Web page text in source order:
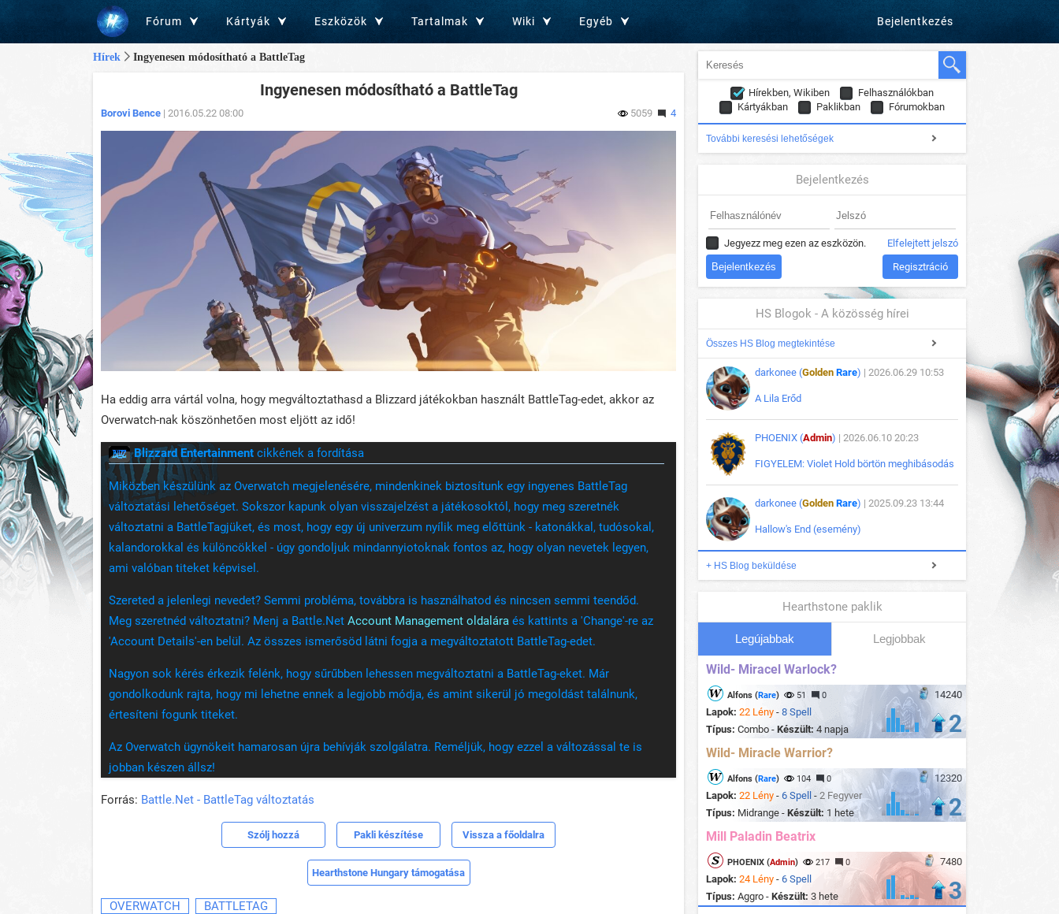
Fórum Kártyák Eszközök Tartalmak Wiki Egyéb Bejelentkezés
Hírek Ingyenesen módosítható a BattleTag
Ingyenesen módosítható a BattleTag
Borovi Bence | 2016.05.22 08:00 5059 4
Ha eddig arra vártál volna, hogy megváltoztathasd a Blizzard játékokban használt BattleTag-edet, akkor az
Overwatch-nak köszönhetően most eljött az idő!
Blizzard Entertainment cikkének a fordítása
Miközben készülünk az Overwatch megjelenésére, mindenkinek biztosítunk egy ingyenes BattleTag
változtatási lehetőséget. Sokszor kapunk olyan visszajelzést a játékosoktól, hogy meg szeretnék
változtatni a BattleTagjüket, és most, hogy egy új univerzum nyílik meg előttünk - katonákkal, tudósokal,
kalandorokkal és különcökkel - úgy gondoljuk mindannyiotoknak fontos az, hogy olyan nevetek legyen,
ami valóban titeket képvisel.
Szereted a jelenlegi nevedet? Semmi probléma, továbbra is használhatod és nincsen semmi teendőd.
Meg szeretnéd változtatni? Menj a Battle.Net Account Management oldalára és kattints a 'Change'-re az
'Account Details'-en belül. Az összes ismerősöd látni fogja a megváltoztatott BattleTag-edet.
Nagyon sok kérés érkezik felénk, hogy sűrűbben lehessen megváltoztatni a BattleTag-eket. Már
gondolkodunk rajta, hogy mi lehetne ennek a legjobb módja, és amint sikerül jó megoldást találnunk,
értesíteni fogunk titeket.
Az Overwatch ügynökeit hamarosan újra behívják szolgálatra. Reméljük, hogy ezzel a változással te is
jobban készen állsz!
Forrás: Battle.Net - BattleTag változtatás
Szólj hozzá Pakli készítése Vissza a főoldalra
Hearthstone Hungary támogatása
OVERWATCH BATTLETAG
Hírekben, Wikiben
Felhasználókban
Kártyákban
Paklikban Fórumokban
További keresési lehetőségek
Bejelentkezés
Jegyezz meg ezen az eszközön. Elfelejtett jelszó
Regisztráció
HS Blogok - A közösség hírei
Összes HS Blog megtekintése
darkonee (Golden Rare) | 2026.06.29 10:53
A Lila Erőd
PHOENIX (Admin) | 2026.06.10 20:23
FIGYELEM: Violet Hold börtön meghibásodás
darkonee (Golden Rare) | 2025.09.23 13:44
Hallow's End (esemény)
+ HS Blog beküldése
Hearthstone paklik
Legújabbak Legjobbak
Wild- Miracel Warlock?
14240
Alfons (Rare) 51 0
Lapok: 22 Lény - 8 Spell
Típus: Combo - Készült: 4 napja 2
Wild- Miracle Warrior?
12320
Alfons (Rare) 104 0
Lapok: 22 Lény - 6 Spell - 2 Fegyver
Típus: Midrange - Készült: 1 hete 2
Mill Paladin Beatrix
7480
PHOENIX (Admin) 217 0
Lapok: 24 Lény - 6 Spell
Típus: Aggro - Készült: 3 hete 3